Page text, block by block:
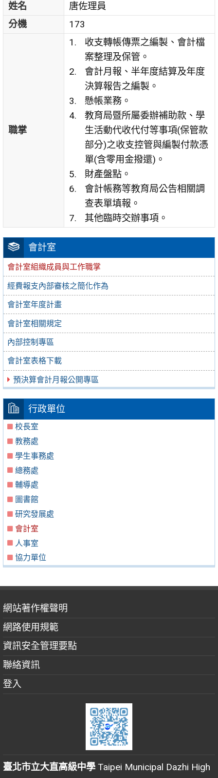
會計室
會計室組織成員與工作職掌
經費報支內部審核之簡化作為
會計室年度計畫
會計室相關規定
內部控制專區
會計室表格下載
預決算會計月報公開專區
行政單位
校長室
教務處
學生事務處
總務處
輔導處
圖書館
研究發展處
會計室
人事室
協力單位
姓名
唐佐理員
分機
173
職掌
收支轉帳傳票之編製、會計檔
案整理及保管。
會計月報、半年度結算及年度
決算報告之編製。
懸帳業務。
教育局暨所屬委辦補助款、學
生活動代收代付等事項(保管款
部分)之收支控管與編製付款憑
單(含零用金撥還)。
財產盤點。
會計帳務等教育局公告相關調
查表單填報。
其他臨時交辦事項。
網站著作權聲明
網路使用規範
資訊安全管理要點
聯絡資訊
登入
臺北市立大直高級中學 Taipei Municipal Dazhi High